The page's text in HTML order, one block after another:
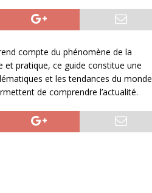
compte du phénomène de la
et pratique, ce guide constitue une
et les tendances du monde
de comprendre l’actualité.